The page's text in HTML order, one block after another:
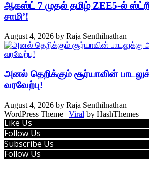
ஆகஸ்ட் 7 முதல் தமிழ் ZEE5-ல்
சாமி’!
August 4, 2026 by Raja Senthilnathan
அனல் தெறிக்கும் சூர்யாவின்
வரவேற்பு!
August 4, 2026 by Raja Senthilnathan
WordPress Theme | Viral by HashThemes
Like Us
Follow Us
Subscribe Us
Follow Us